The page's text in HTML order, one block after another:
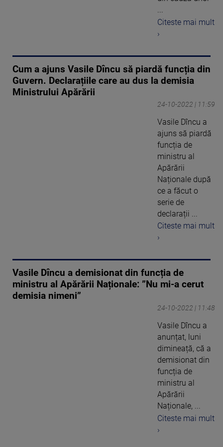
...
Citeste mai mult
›
Cum a ajuns Vasile Dîncu să piardă funcția din
Guvern. Declarațiile care au dus la demisia
Ministrului Apărării
24-10-2022 | 11:59
Vasile Dîncu a
ajuns să piardă
funcția de
ministru al
Apărării
Naționale după
ce a făcut o
serie de
declarații ...
Citeste mai mult
›
Vasile Dîncu a demisionat din funcția de
ministru al Apărării Naționale: ”Nu mi-a cerut
demisia nimeni”
24-10-2022 | 11:48
Vasile Dîncu a
anunțat, luni
dimineață, că a
demisionat din
funcția de
ministru al
Apărării
Naționale, ...
Citeste mai mult
›